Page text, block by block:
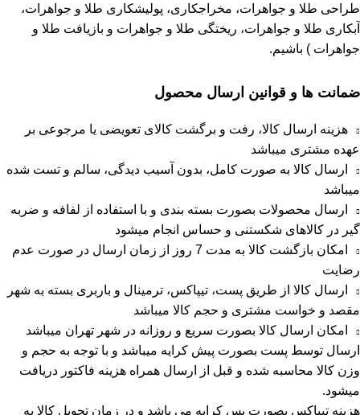
طراحی طلا و جواهرات، مخراجکاری، پولیشکاری طلا و جواهرات،
آبکاری طلا و جواهرات، ریختگی طلا و جواهرات و بازیافت طلا و
جواهرات ) باشیم.
ضمانت ها و قوانین ارسال محصول
هزینه ارسال کالا، رفت و برگشت کالای تعویضی یا مرجوعی بر
عهده مشتری میباشد
ارسال کالا به صورت کامل، بدون آسیب دیدگی، سالم و تست شده
میباشد
ارسال محصولات بصورت بسته بندی و با استفاده از لفافه و ضربه
گیر در کالاهای شکستنی و حساس انجام میشود
امکان بازگشت کالا به مدت 7 روز از زمان ارسال در صورت عدم
رضایت
ارسال کالا از طریق پست، تیپاکس، ترمینال و باربری بسته به شهر
مقصد و خواست مشتری و حجم کالا میباشد
امکان ارسال کالا بصورت سریع و روزانه در شهر تهران میباشد
ارسال توسط پست بصورت پیش کرایه میباشد و با توجه به حجم و
وزن کالا محاسبه شده و قبل از ارسال همراه هزینه فاکتور دریافت
میشود.
هزینه تیپاکس بصورت پس کرایه می باشد و در زمان تحویل کالا به